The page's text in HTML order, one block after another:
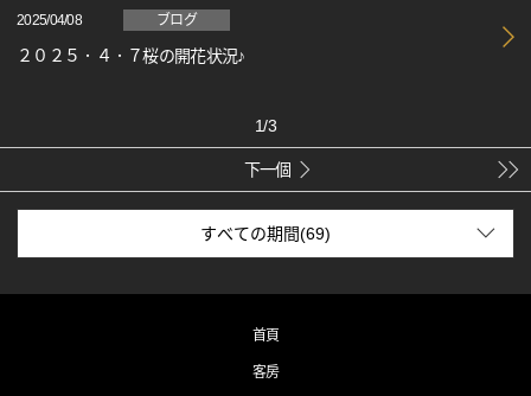
2025/04/08 ブログ
２０２５．４．７桜の開花状況♪
1/3
下一個
首頁
客房